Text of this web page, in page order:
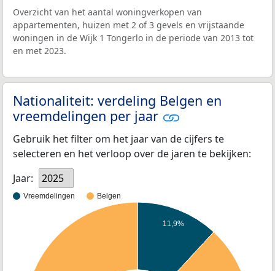
Overzicht van het aantal woningverkopen van
appartementen, huizen met 2 of 3 gevels en vrijstaande
woningen in de Wijk 1 Tongerlo in de periode van 2013 tot
en met 2023.
Nationaliteit: verdeling Belgen en
vreemdelingen per jaar
Gebruik het filter om het jaar van de cijfers te
selecteren en het verloop over de jaren te bekijken:
Jaar:
2025
Vreemdelingen Belgen
11,9%